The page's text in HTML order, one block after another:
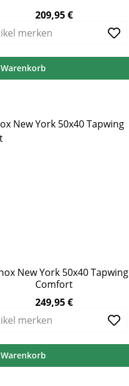
Preis:209,95 €
merken
New York 50x40 Tapwing
Comfort
Preis:249,95 €
merken